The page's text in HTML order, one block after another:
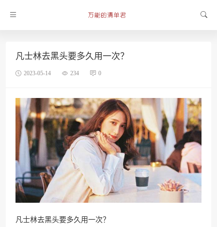
凡士林去黑头要多久用一次？
2023-05-14 234 0
凡士林去黑头要多久用一次？